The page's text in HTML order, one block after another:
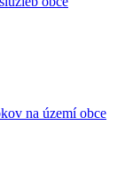
na území obce